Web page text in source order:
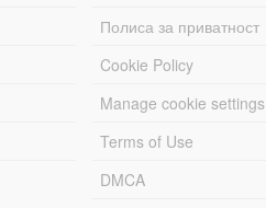
Полиса за приватност
Cookie Policy
Manage cookie settings
Terms of Use
DMCA